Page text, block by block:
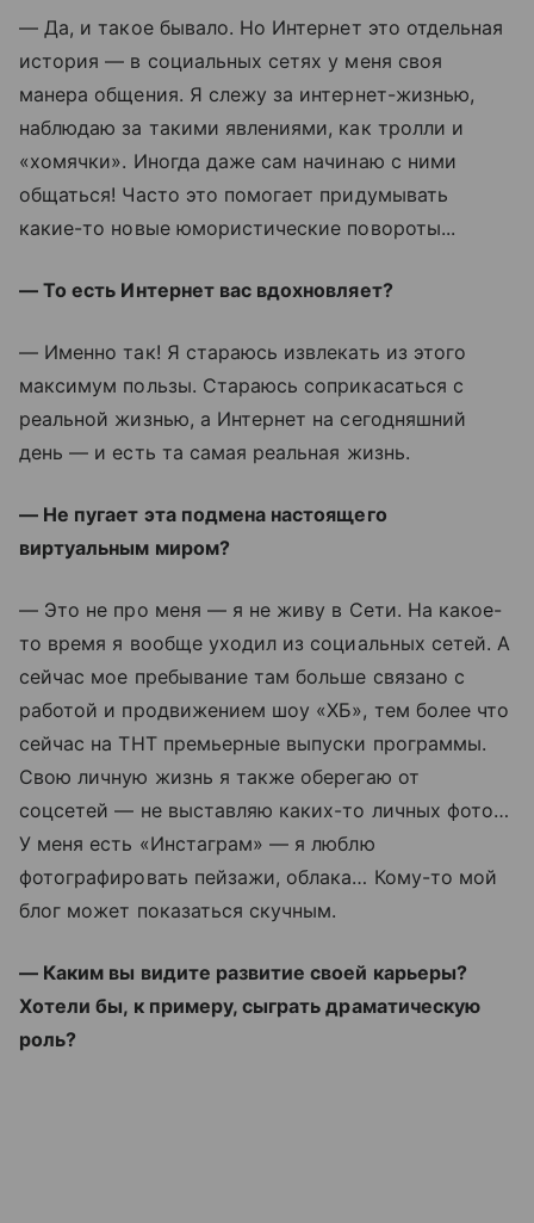
— Да, и такое бывало. Но Интернет это отдельная
история — в социальных сетях у меня своя
манера общения. Я слежу за интернет-жизнью,
наблюдаю за такими явлениями, как тролли и
«хомячки». Иногда даже сам начинаю с ними
общаться! Часто это помогает придумывать
какие-то новые юмористические повороты...
— То есть Интернет вас вдохновляет?
— Именно так! Я стараюсь извлекать из этого
максимум пользы. Стараюсь соприкасаться с
реальной жизнью, а Интернет на сегодняшний
день — и есть та самая реальная жизнь.
— Не пугает эта подмена настоящего
виртуальным миром?
— Это не про меня — я не живу в Сети. На какое-
то время я вообще уходил из социальных сетей. А
сейчас мое пребывание там больше связано с
работой и продвижением шоу «ХБ», тем более что
сейчас на ТНТ премьерные выпуски программы.
Свою личную жизнь я также оберегаю от
соцсетей — не выставляю каких-то личных фото…
У меня есть «Инстаграм» — я люблю
фотографировать пейзажи, облака… Кому-то мой
блог может показаться скучным.
— Каким вы видите развитие своей карьеры?
Хотели бы, к примеру, сыграть драматическую
роль?